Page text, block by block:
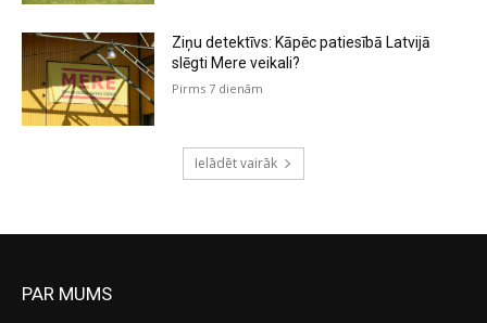
Ziņu detektīvs: Kāpēc patiesībā Latvijā
slēgti Mere veikali?
Pirms 7 dienām
Ielādēt vairāk
PAR MUMS